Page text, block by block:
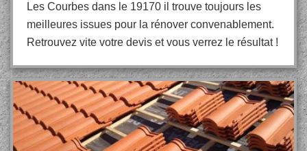
Les Courbes dans le 19170 il trouve toujours les
meilleures issues pour la rénover convenablement.
Retrouvez vite votre devis et vous verrez le résultat !